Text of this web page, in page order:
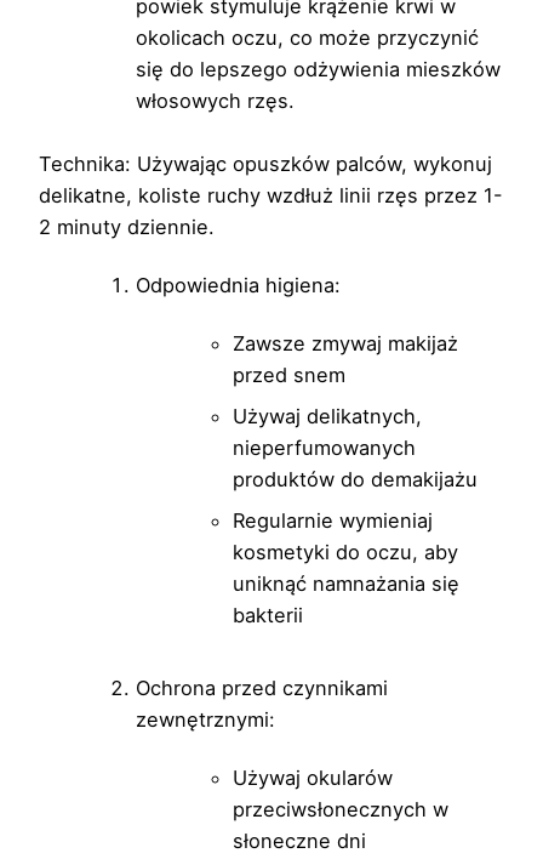
powiek stymuluje krążenie krwi w
okolicach oczu, co może przyczynić
się do lepszego odżywienia mieszków
włosowych rzęs.
Technika: Używając opuszków palców, wykonuj
delikatne, koliste ruchy wzdłuż linii rzęs przez 1-
2 minuty dziennie.
Odpowiednia higiena:
Zawsze zmywaj makijaż
przed snem
Używaj delikatnych,
nieperfumowanych
produktów do demakijażu
Regularnie wymieniaj
kosmetyki do oczu, aby
uniknąć namnażania się
bakterii
Ochrona przed czynnikami
zewnętrznymi:
Używaj okularów
przeciwsłonecznych w
słoneczne dni